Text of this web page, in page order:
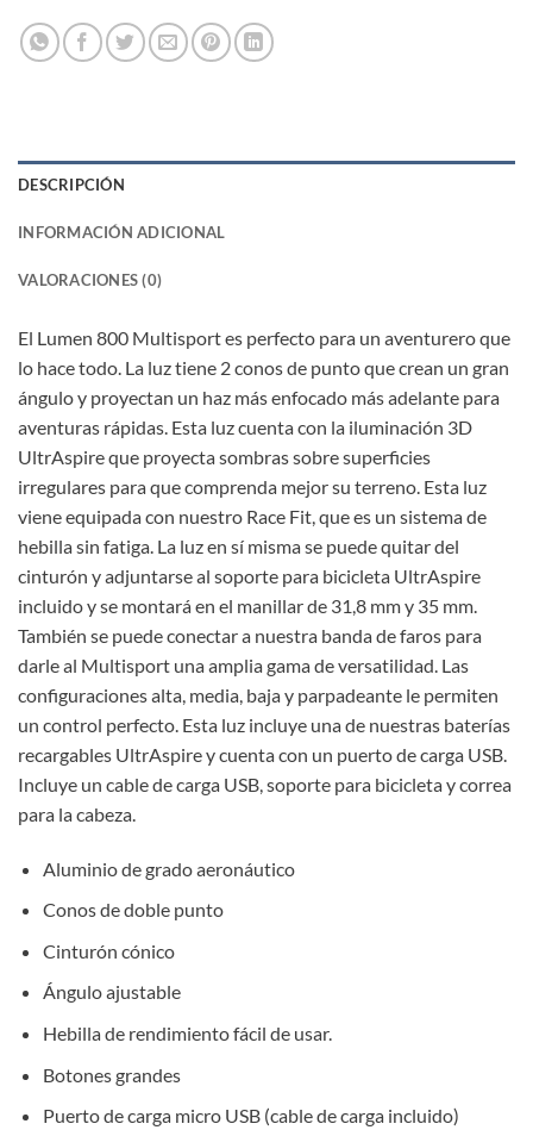
DESCRIPCIÓN
INFORMACIÓN ADICIONAL
VALORACIONES (0)
El Lumen 800 Multisport es perfecto para un aventurero que
lo hace todo. La luz tiene 2 conos de punto que crean un gran
ángulo y proyectan un haz más enfocado más adelante para
aventuras rápidas. Esta luz cuenta con la iluminación 3D
UltrAspire que proyecta sombras sobre superficies
irregulares para que comprenda mejor su terreno. Esta luz
viene equipada con nuestro Race Fit, que es un sistema de
hebilla sin fatiga. La luz en sí misma se puede quitar del
cinturón y adjuntarse al soporte para bicicleta UltrAspire
incluido y se montará en el manillar de 31,8 mm y 35 mm.
También se puede conectar a nuestra banda de faros para
darle al Multisport una amplia gama de versatilidad. Las
configuraciones alta, media, baja y parpadeante le permiten
un control perfecto. Esta luz incluye una de nuestras baterías
recargables UltrAspire y cuenta con un puerto de carga USB.
Incluye un cable de carga USB, soporte para bicicleta y correa
para la cabeza.
Aluminio de grado aeronáutico
Conos de doble punto
Cinturón cónico
Ángulo ajustable
Hebilla de rendimiento fácil de usar.
Botones grandes
Puerto de carga micro USB (cable de carga incluido)